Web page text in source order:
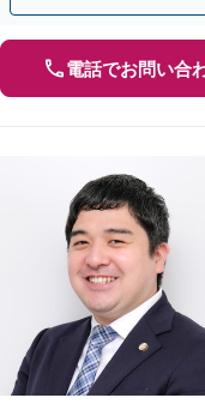
電話でお問い合